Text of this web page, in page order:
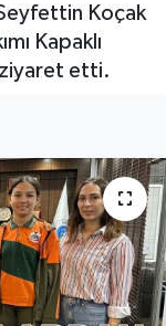
Koçak
Kapaklı
ziyaret etti.